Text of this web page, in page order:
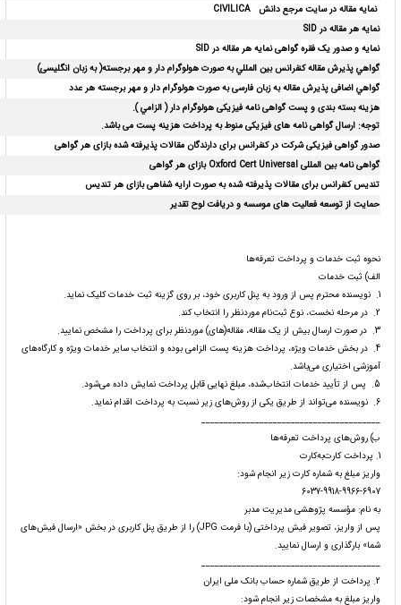
نمایه مقاله در سایت مرجع دانش
نمایه هر مقاله در SID
نمایه و صدور یک فقره گواهی نمایه هر مقاله در SID
گواهي پذیرش مقاله كنفرانس بين المللي به صورت هولوگرام دار و مهر برجسته( به زبان انگلیسی)
گواهي اضافی پذیرش مقالهبه زبان فارسیبه صورت هولوگرام دار و مهر برجسته هر عدد
هزینه بسته بندی و پست گواهی نامه فیزیکی هولوگرام دار ( الزامي ).
توجه: ارسال گواهی نامه های فیزیکی منوط به پرداخت هزینه پست می باشد.
صدور گواهی فیزیکی شرکت در کنفرانس برای دارندگان مقالات پذیرفته شده بازای هر گواهی
گواهی نامه بین المللی Oxford Cert Universal بازای هر گواهی
تندیس کنفرانس برای مقالات پذیرفته شده به صورت ارایه شفاهی بازای هر تندیس
حمایت از توسعه فعالیت های موسسه و دریافت لوح تقدیر
نحوه ثبت خدمات و پرداخت تعرفه‌ها
الف) ثبت خدمات
1. نویسنده محترم پس از ورود به پنل کاربری خود، بر روی گزینه ثبت خدمات کلیک نماید.
2. در مرحله نخست، نوع ثبت‌نام موردنظر را انتخاب کند.
3. در صورت ارسال بیش از یک مقاله، مقاله(های) موردنظر برای پرداخت را مشخص نمایید.
4. در بخش خدمات ویژه، پرداخت هزینه پست الزامی بوده و انتخاب سایر خدمات ویژه و کارگاه‌های
آموزشی اختیاری می‌باشد.
5. پس از تأیید خدمات انتخاب‌شده، مبلغ نهایی قابل پرداخت نمایش داده می‌شود.
6. نویسنده می‌تواند از طریق یکی از روش‌های زیر نسبت به پرداخت اقدام نماید.
________________________________________
ب) روش‌های پرداخت تعرفه‌ها
1. پرداخت کارت‌به‌کارت
واریز مبلغ به شماره کارت زیر انجام شود:
6037-9918-9966-6907
به نام: مؤسسه پژوهشی مدیریت مدبر
پس از واریز، تصویر فیش پرداختی (با فرمت JPG) را از طریق پنل کاربری در بخش «ارسال فیش‌های
شما» بارگذاری و ارسال نمایید.
________________________________________
2. پرداخت از طریق شماره حساب بانک ملی ایران
واریز مبلغ به مشخصات زیر انجام شود: